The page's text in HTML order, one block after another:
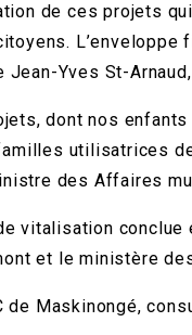
de ces projets
Yves St-
dont nos
utilisatrices
des Affaires
vitalisation
et le ministère
de Maskinongé,